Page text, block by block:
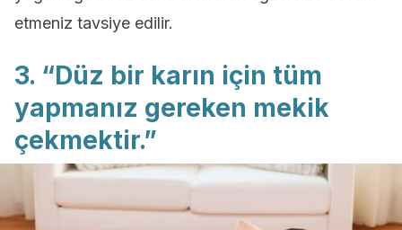
etmeniz tavsiye edilir.
3. “Düz bir karın için tüm
yapmanız gereken mekik
çekmektir.”